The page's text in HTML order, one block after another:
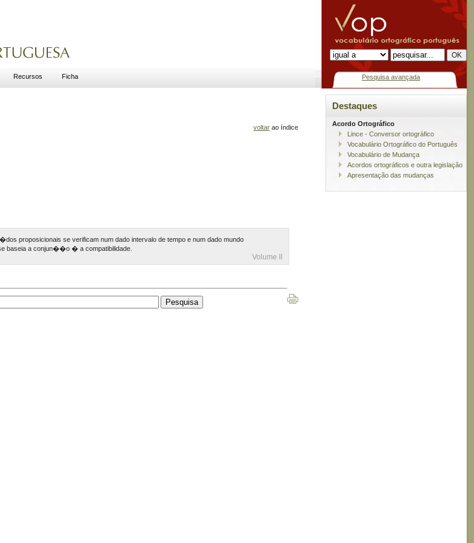
Recursos Ficha Pesquisa avançada
voltar ao índice
proposicionais se verificam num dado intervalo de tempo e num dado mundo
baseia a conjun��o � a compatibilidade.
Volume II
Destaques
Acordo Ortográfico
Lince - Conversor ortográfico
Vocabulário Ortográfico do Português
Vocabulário de Mudança
Acordos ortográficos e outra legislação
Apresentação das mudanças